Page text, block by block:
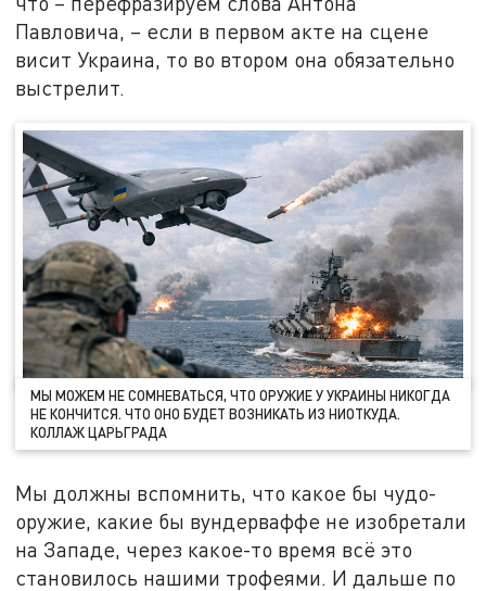
Павловича, – если в первом акте на сцене
висит Украина, то во втором она обязательно
выстрелит.
МЫ МОЖЕМ НЕ СОМНЕВАТЬСЯ, ЧТО ОРУЖИЕ У УКРАИНЫ НИКОГДА
НЕ КОНЧИТСЯ. ЧТО ОНО БУДЕТ ВОЗНИКАТЬ ИЗ НИОТКУДА.
КОЛЛАЖ ЦАРЬГРАДА
Мы должны вспомнить, что какое бы чудо-
оружие, какие бы вундерваффе не изобретали
на Западе, через какое-то время всё это
становилось нашими трофеями. И дальше по